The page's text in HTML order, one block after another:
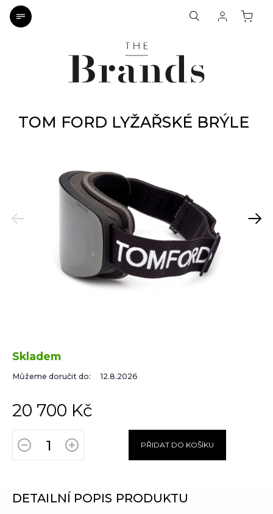
TOM FORD LYŽAŘSKÉ BRÝLE
Previous Next
20 700 Kč
Skladem
Můžeme doručit do: 12.8.2026
PŘIDAT DO KOŠÍKU
DETAILNÍ POPIS PRODUKTU